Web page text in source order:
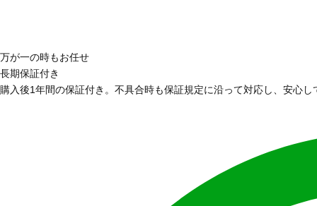
万が一の時もお任せ
長期保証付き
購入後1年間の保証付き。不具合時も保証規定に沿って対応し、安心